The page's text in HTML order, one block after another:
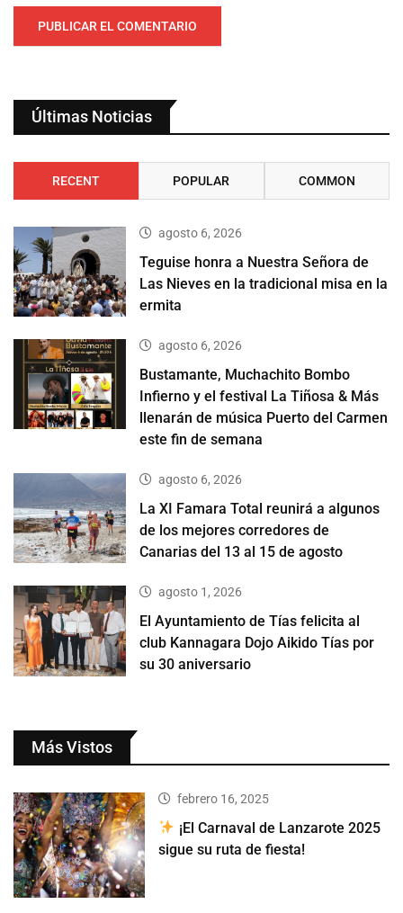
Últimas Noticias
RECENT POPULAR COMMON
agosto 6, 2026
Teguise honra a Nuestra Señora de
Las Nieves en la tradicional misa en la
ermita
agosto 6, 2026
Bustamante, Muchachito Bombo
Infierno y el festival La Tiñosa & Más
llenarán de música Puerto del Carmen
este fin de semana
agosto 6, 2026
La XI Famara Total reunirá a algunos
de los mejores corredores de
Canarias del 13 al 15 de agosto
agosto 1, 2026
El Ayuntamiento de Tías felicita al
club Kannagara Dojo Aikido Tías por
su 30 aniversario
Más Vistos
febrero 16, 2025
¡El Carnaval de Lanzarote 2025
sigue su ruta de fiesta!